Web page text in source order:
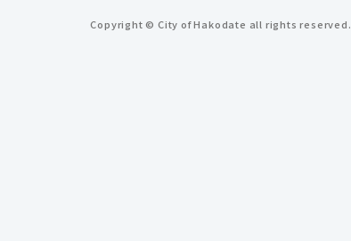
Copyright © City of Hakodate all rights reserved.